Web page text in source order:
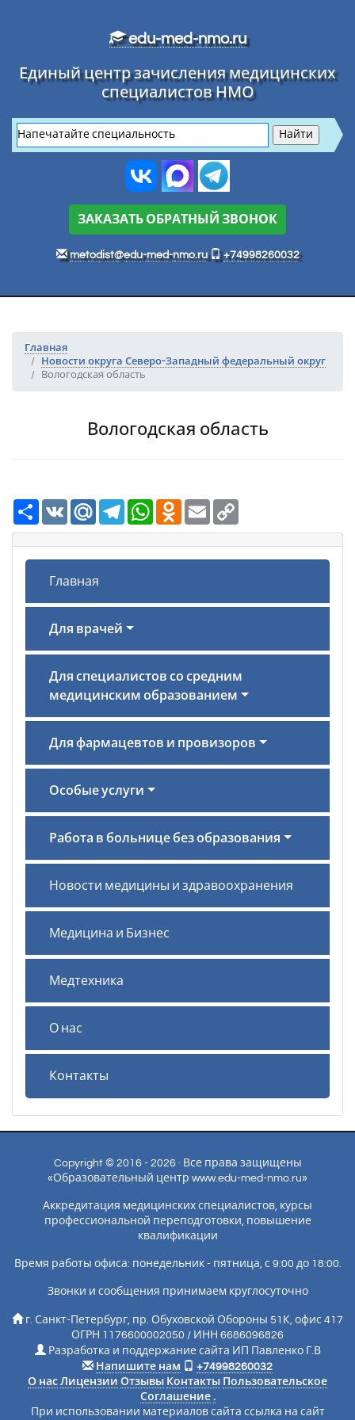
edu-med-nmo.ru
Единый центр зачисления медицинских
специалистов НМО
ЗАКАЗАТЬ ОБРАТНЫЙ ЗВОНОК
metodist@edu-med-nmo.ru +74998260032
Главная
Новости округа Северо-Западный федеральный округ
Вологодская область
Вологодская область
РесурсVK Mail.Ru TelegramWhatsAppOdnoklassniki
Email
Главная
Для врачей
Для специалистов со средним
медицинским образованием
Для фармацевтов и провизоров
Особые услуги
Работа в больнице без образования
Новости медицины и здравоохранения
Медицина и Бизнес
Медтехника
О нас
Контакты
Copyright © 2016 - 2026 · Все права защищены
«Образовательный центр www.edu-med-nmo.ru»
Аккредитация медицинских специалистов, курсы
профессиональной переподготовки, повышение
квалификации
Время работы офиса: понедельник - пятница, с 9:00 до 18:00.
Звонки и сообщения принимаем круглосуточно
г. Санкт-Петербург, пр. Обуховской Обороны 51К, офис 417
ОГРН 1176600002050 / ИНН 6686096826
Разработка и поддержание сайта ИП Павленко Г.В
Напишите нам
+74998260032
О нас Лицензии Отзывы Контакты Пользовательское
Соглашение .
При использовании материалов сайта ссылка на сайт